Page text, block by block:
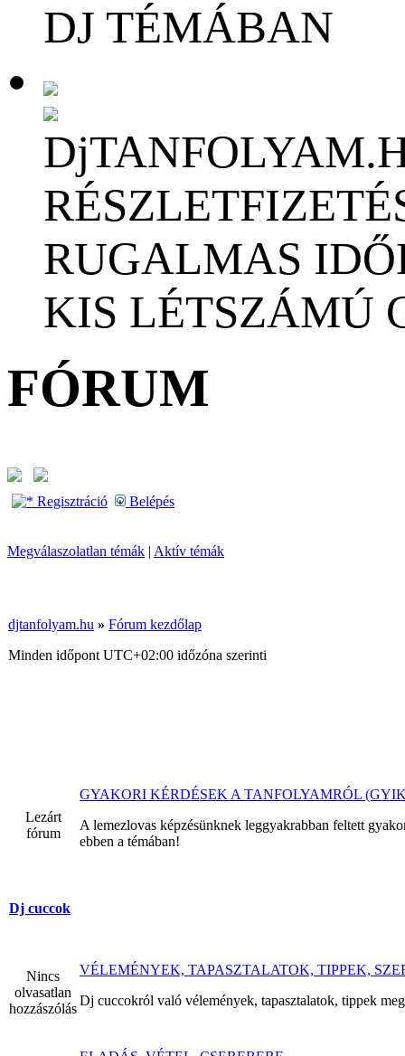
DJ TÉMÁBAN
RUGALMAS
KIS LÉTSZÁMÚ
FÓRUM
Regisztráció Belépés
Megválaszolatlan témák | Aktív témák
djtanfolyam.hu » Fórum kezdőlap
Minden időpont UTC+02:00 időzóna szerinti
Lezárt
fórum
GYAKORI KÉRDÉSEK A TANFOLYAMRÓL
A lemezlovas képzésünknek leggyakrabban feltett
ebben a témában!
Dj cuccok
Nincs
olvasatlan
hozzászólás
VÉLEMÉNYEK, TAPASZTALATOK, TIPPEK,
Dj cuccokról való vélemények, tapasztalatok, tippek